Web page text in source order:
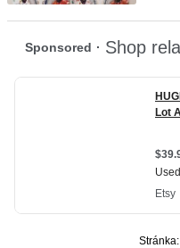
Stránka: